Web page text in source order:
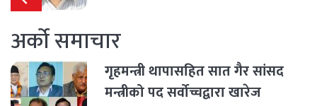
अर्को समाचार
गृहमन्त्री थापासहित सात गैर सांसद
मन्त्रीको पद सर्वोच्चद्वारा खारेज